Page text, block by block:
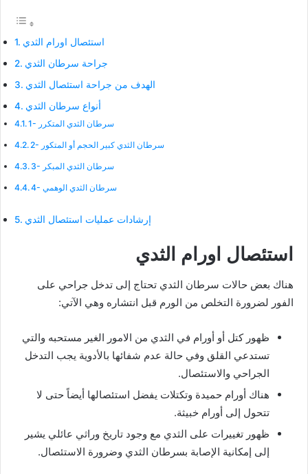
استئصال اورام الثدي
جراحة سرطان الثدي
الهدف من جراحة استئصال الثدي
أنواع سرطان الثدي
1- سرطان الثدي المتكرر
2- سرطان الثدي كبير الحجم أو المتكور
3- سرطان الثدي المبكر
4- سرطان الثدي الوهمي
إرشادات عمليات استئصال الثدي
استئصال اورام الثدي
هناك بعض حالات سرطان الثدي تحتاج إلى تدخل جراحي على
الفور لضرورة التخلص من الورم قبل انتشاره وهي الآتي:
ظهور كتل أو أورام في الثدي من الامور الغير مستحبه والتي
تستدعي القلق وفي حالة عدم شفائها بالأدوية يجب التدخل
الجراحي والاستئصال.
هناك أورام حميدة وتكتلات يفضل استئصالها أيضاً حتى لا
تتحول إلى أورام خبيثة.
ظهور تغييرات على الثدي مع وجود تاريخ وراثي عائلي يشير
إلى إمكانية الإصابة بسرطان الثدي وضرورة الاستئصال.